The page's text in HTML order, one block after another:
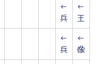
←
兵
←
王
←
兵
←
像